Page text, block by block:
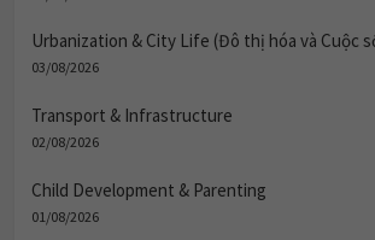
Urbanization & City Life (Đô thị hóa và Cuộc
03/08/2026
Transport & Infrastructure
02/08/2026
Child Development & Parenting
01/08/2026